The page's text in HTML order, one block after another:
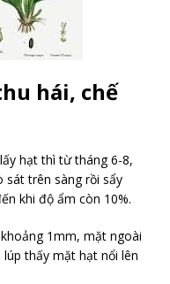
hái, chế
hạt thì từ tháng 6-8,
sát trên sàng rồi sẩy
khi độ ẩm còn 10%.
1mm, mặt ngoài
thấy mặt hạt nổi lên